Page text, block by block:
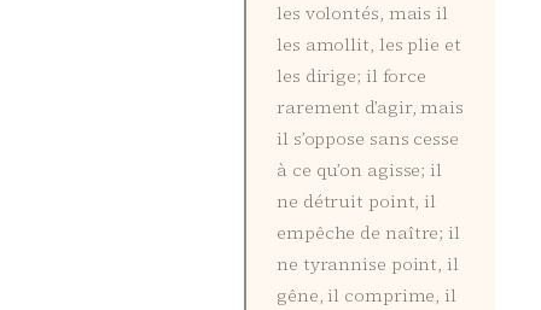
les volontés, mais il
les amollit, les plie et
les dirige; il force
rarement d’agir, mais
il s’oppose sans cesse
à ce qu’on agisse; il
ne détruit point, il
empêche de naître; il
ne tyrannise point, il
gêne, il comprime, il